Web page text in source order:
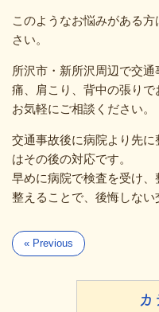
このようなお悩みがある
さい。
所沢市・新所沢周辺で交
痛、肩こり、背中の張り
お気軽にご相談ください。
交通事故後に病院より先
はその後の対応です。
早めに病院で検査を受け
整えることで、後悔しない
« Previous